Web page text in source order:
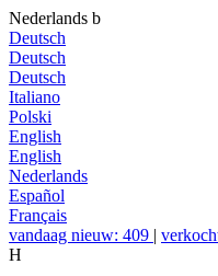
Nederlands b
Deutsch
Deutsch
Deutsch
Italiano
Polski
English
English
Nederlands
Español
Français
vandaag nieuw: 409 |
H